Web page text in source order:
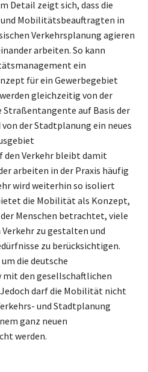
Detail zeigt sich, dass die
Mobilitätsbeauftragten in
Verkehrsplanung agieren
arbeiten. So kann
ein
für ein Gewerbegebiet
gleichzeitig von der
Straßentangente auf Basis der
der Stadtplanung ein neues
den Verkehr bleibt damit
arbeiten in der Praxis häufig
wird weiterhin so isoliert
die Mobilität als Konzept,
Menschen betrachtet, viele
zu gestalten und
zu berücksichtigen.
die deutsche
den gesellschaftlichen
darf die Mobilität nicht
und Stadtplanung
ganz neuen
werden.